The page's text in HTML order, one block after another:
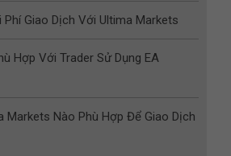
Phí Giao Dịch Với Ultima Markets
Hợp Với Trader Sử Dụng EA
Markets Nào Phù Hợp Để Giao Dịch